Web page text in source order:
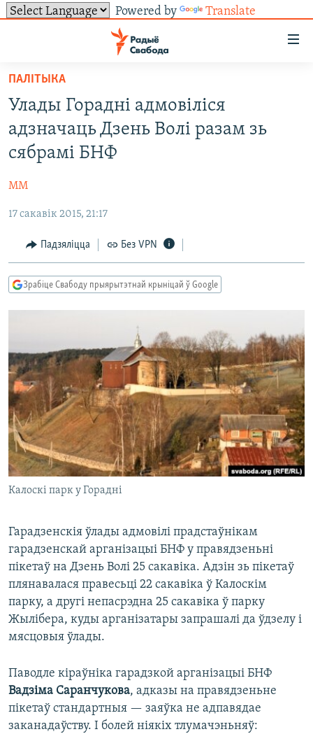
Powered by Translate
ўнівэрсальнага
доступу
Перайсьці
да
галоўнага
зьместу
Перайсьці
да
навігацыі
Перайсьці
пошуку
ВІДЭА І ФОТА
ЭКАНОМІКА
ВАЙНА
ПАЛІТВЯЗЬНІ
ТОЛЬКІ НА СВАБОДЗЕ
ТЭСТЫ
ПАДКАСТЫ
КНІГІ
PREMIUM
НА ХВАЛЯХ СВАБОДЫ
СУВЯЗЬ
ПАДКАСТЫ
FACEBOOK
ПАЛІТЫКА
Улады Горадні адмовіліся
адзначаць Дзень Волі разам зь
сябрамі БНФ
ММ
17 сакавік 2015, 21:17
Падзяліцца Без VPN
Зрабіце Свабоду прыярытэтнай крыніцай ў Google
Калоскі парк у Горадні
Гарадзенскія ўлады адмовілі прадстаўнікам
гарадзенскай арганізацыі БНФ у правядзеньні
пікетаў на Дзень Волі 25 сакавіка. Адзін зь пікетаў
плянавалася правесьці 22 сакавіка ў Калоскім
парку, а другі непасрэдна 25 сакавіка ў парку
Жылібера, куды арганізатары запрашалі да ўдзелу і
мясцовыя ўлады.
Паводле кіраўніка гарадзкой арганізацыі БНФ
Вадзіма Саранчукова, адказы на правядзеньне
пікетаў стандартныя — заяўка не адпавядае
заканадаўству. І болей ніякіх тлумачэньняў: